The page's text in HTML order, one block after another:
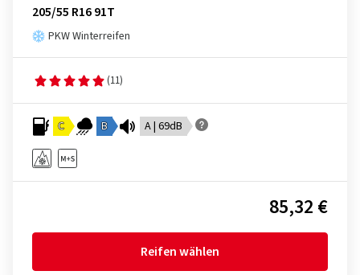
205/55 R16 91T
PKW Winterreifen
(11)
C B A | 69dB
85,32 €
Reifen wählen